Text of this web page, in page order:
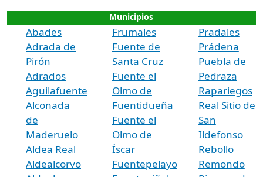
Municipios
Abades
Adrada de
Pirón
Adrados
Aguilafuente
Alconada
de
Maderuelo
Aldea Real
Aldealcorvo
Frumales
Fuente de
Santa Cruz
Fuente el
Olmo de
Fuentidueña
Fuente el
Olmo de
Íscar
Fuentepelayo
Pradales
Prádena
Puebla de
Pedraza
Rapariegos
Real Sitio de
San
Ildefonso
Rebollo
Remondo